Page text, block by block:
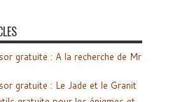
gratuite : A la recherche de Mr
gratuite : Le Jade et le Granit